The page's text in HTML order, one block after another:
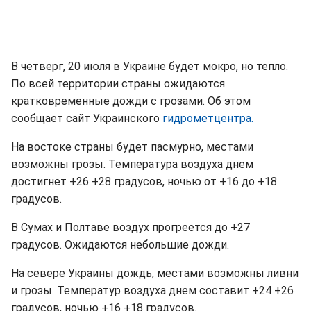
В четверг, 20 июля в Украине будет мокро, но тепло.
По всей территории страны ожидаются
кратковременные дожди с грозами. Об этом
сообщает сайт Украинского гидрометцентра.
На востоке страны будет пасмурно, местами
возможны грозы. Температура воздуха днем
достигнет +26 +28 градусов, ночью от +16 до +18
градусов.
В Сумах и Полтаве воздух прогреется до +27
градусов. Ожидаются небольшие дожди.
На севере Украины дождь, местами возможны ливни
и грозы. Температур воздуха днем составит +24 +26
градусов, ночью +16 +18 градусов.